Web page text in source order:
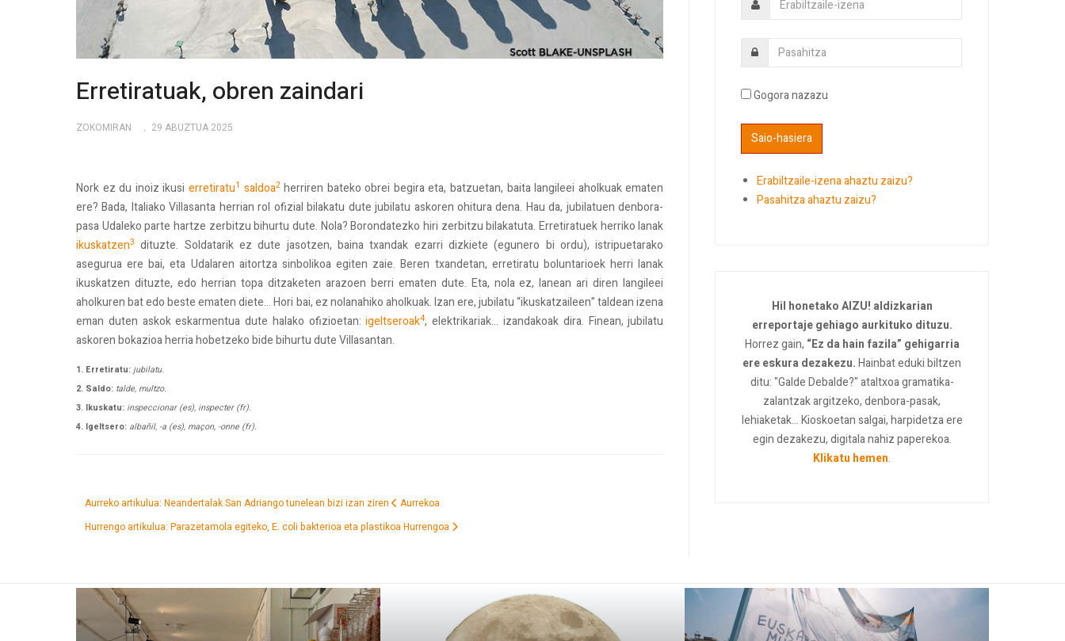
Erretiratuak, obren zaindari
ZOKOMIRAN 29 ABUZTUA 2025
Nork ez du inoiz ikusi erretiratu1 saldoa2herriren bateko obrei begira eta, batzuetan, baita langileei aholkuak ematen
ere? Bada, Italiako Villasanta herrian rol ofizial bilakatu dute jubilatu askoren ohitura dena. Hau da, jubilatuen denbora-
pasa Udaleko parte hartze zerbitzu bihurtu dute. Nola? Borondatezko hiri zerbitzu bilakatuta. Erretiratuek herriko lanak
ikuskatzen3 dituzte. Soldatarik ez dute jasotzen, baina txandak ezarri dizkiete (egunero bi ordu), istripuetarako
asegurua ere bai, eta Udalaren aitortza sinbolikoa egiten zaie. Beren txandetan, erretiratu boluntarioek herri lanak
ikuskatzen dituzte, edo herrian topa ditzaketen arazoen berri ematen dute. Eta, nola ez, lanean ari diren langileei
aholkuren bat edo beste ematen diete... Hori bai, ez nolanahiko aholkuak. Izan ere, jubilatu “ikuskatzaileen” taldean izena
eman duten askok eskarmentua dute halako ofizioetan:igeltseroak4, elektrikariak... izandakoak dira. Finean, jubilatu
askoren bokazioa herria hobetzeko bide bihurtu dute Villasantan.
1. Erretiratu: jubilatu.
2. Saldo: talde, multzo.
3. Ikuskatu: inspeccionar (es), inspecter (fr).
4. Igeltsero: albañil, -a (es), maçon, -onne (fr).
Aurreko artikulua: Neandertalak San Adriango tunelean bizi izan ziren
Aurrekoa
Hurrengo artikulua: Parazetamola egiteko, E. coli bakterioa eta plastikoa Hurrengoa
Gogora nazazu
Erabiltzaile-izena ahaztu zaizu?
Pasahitza ahaztu zaizu?
Hil honetako AIZU! aldizkarian
erreportaje gehiago aurkituko dituzu.
Horrez gain, “Ez da hain fazila” gehigarria
ere eskura dezakezu.Hainbat eduki biltzen
ditu: "Galde Debalde?" ataltxoa gramatika-
zalantzak argitzeko, denbora-pasak,
lehiaketak... Kioskoetan salgai, harpidetza ere
egin dezakezu, digitala nahiz paperekoa.
Klikatu hemen.